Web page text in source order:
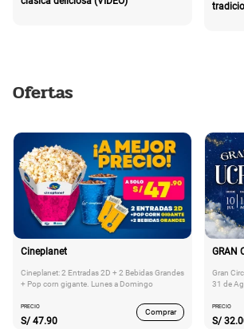
Ofertas
Cineplanet
Cineplanet: 2 Entradas 2D + 2 Bebidas Grandes
+ Pop corn gigante. Lunes a Domingo
PRECIO
S/ 47.90
Comprar
GRAN
Gran
31 de
PRECIO
S/